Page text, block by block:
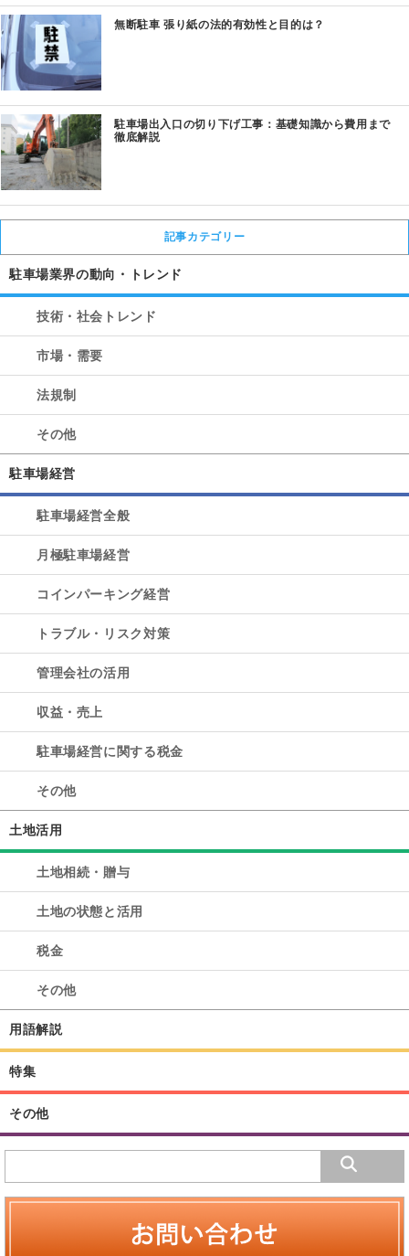
無断駐車 張り紙の法的有効性と目的は？
駐車場出入口の切り下げ工事：基礎知識から費用まで
徹底解説
記事カテゴリー
駐車場業界の動向・トレンド
技術・社会トレンド
市場・需要
法規制
その他
駐車場経営
駐車場経営全般
月極駐車場経営
コインパーキング経営
トラブル・リスク対策
管理会社の活用
収益・売上
駐車場経営に関する税金
その他
土地活用
土地相続・贈与
土地の状態と活用
税金
その他
用語解説
特集
その他